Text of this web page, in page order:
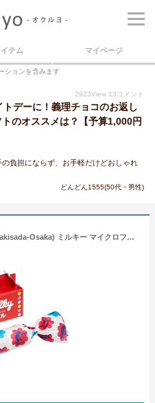
テム マイページ
ションを含みます
2923View 13 コメント
トデーに！義理チョコのお返し
のオススメは？【予算1,000円
負担にならず、お手軽だけどおしゃれ
どんどん1555(50代・男性)
スタイレム瀧定大阪(Stylem Takisada-Osaka) ミルキー マイクロファイバーやわらかタオル ウォッシュタオル PK1051